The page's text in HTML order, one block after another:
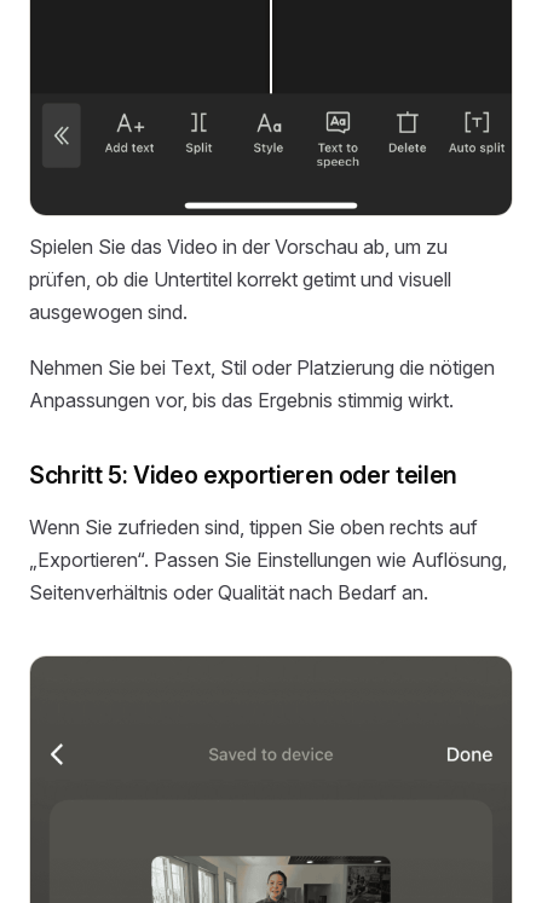
Spielen Sie das Video in der Vorschau ab, um zu
prüfen, ob die Untertitel korrekt getimt und visuell
ausgewogen sind.
Nehmen Sie bei Text, Stil oder Platzierung die nötigen
Anpassungen vor, bis das Ergebnis stimmig wirkt.
Schritt 5: Video exportieren oder teilen
Wenn Sie zufrieden sind, tippen Sie oben rechts auf
„Exportieren“. Passen Sie Einstellungen wie Auflösung,
Seitenverhältnis oder Qualität nach Bedarf an.